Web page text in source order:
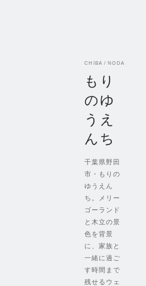
CHIBA / NODA
もり
のゆ
うえ
んち
千葉県野田
市・もりの
ゆうえん
ち。メリー
ゴーランド
と木立の景
色を背景
に、家族と
一緒に過ご
す時間まで
残せるウェ